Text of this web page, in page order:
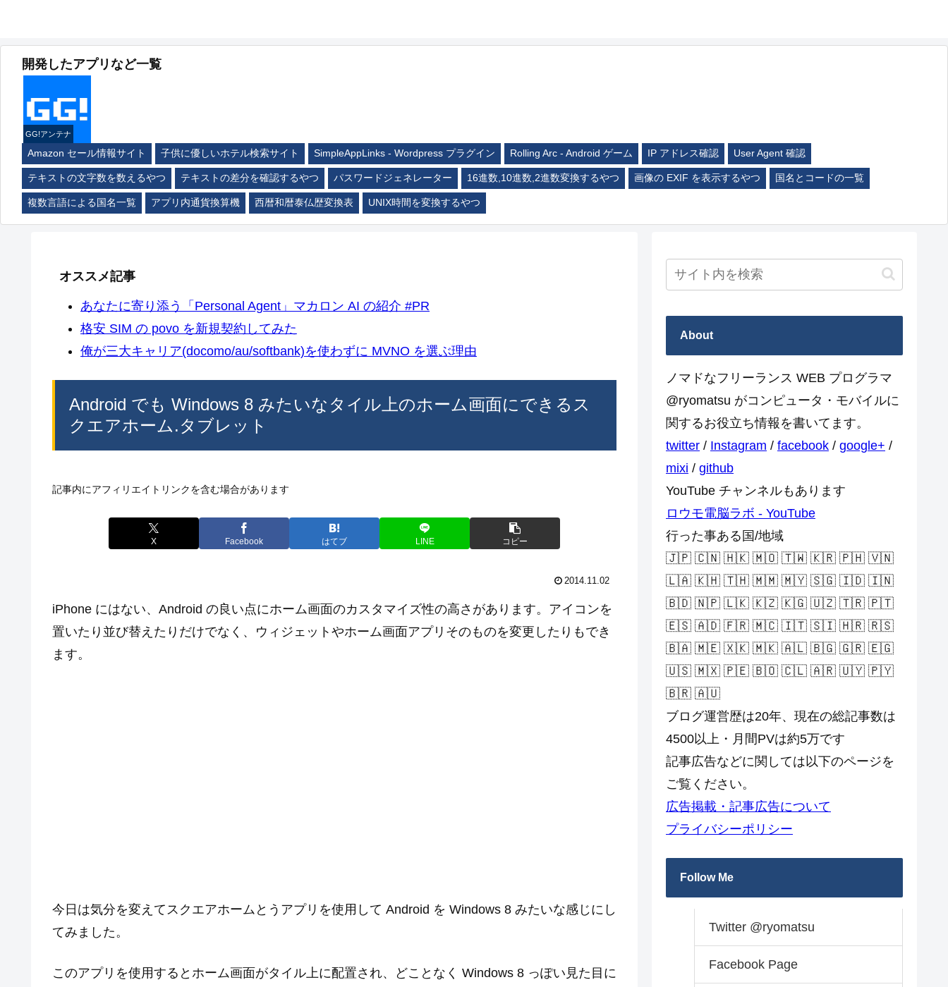
開発したアプリなど一覧
GG!アンテナ
Amazon セール情報サイト 子供に優しいホテル検索サイト SimpleAppLinks - Wordpress プラグイン Rolling Arc - Android ゲーム IP アドレス確認 User Agent 確認
テキストの文字数を数えるやつ テキストの差分を確認するやつ パスワードジェネレーター 16進数,10進数,2進数変換するやつ 画像の EXIF を表示するやつ 国名とコードの一覧
複数言語による国名一覧 アプリ内通貨換算機 西暦和暦泰仏歴変換表 UNIX時間を変換するやつ
オススメ記事
あなたに寄り添う「Personal Agent」マカロン AI の紹介 #PR
格安 SIM の povo を新規契約してみた
俺が三大キャリア(docomo/au/softbank)を使わずに MVNO を選ぶ理由
Android でも Windows 8 みたいなタイル上のホーム画面にできるス
クエアホーム.タブレット
記事内にアフィリエイトリンクを含む場合があります
X Facebook はてブ LINE コピー
2014.11.02
iPhone にはない、Android の良い点にホーム画面のカスタマイズ性の高さがあります。アイコンを
置いたり並び替えたりだけでなく、ウィジェットやホーム画面アプリそのものを変更したりもでき
ます。
今日は気分を変えてスクエアホームとうアプリを使用して Android を Windows 8 みたいな感じにし
てみました。
このアプリを使用するとホーム画面がタイル上に配置され、どことなく Windows 8 っぽい見た目に
About
ノマドなフリーランス WEB プログラマ
@ryomatsu がコンピュータ・モバイルに
関するお役立ち情報を書いてます。
twitter / Instagram / facebook / google+ /
mixi / github
YouTube チャンネルもあります
ロウモ電脳ラボ - YouTube
行った事ある国/地域
🇯🇵 🇨🇳 🇭🇰 🇲🇴 🇹🇼 🇰🇷 🇵🇭 🇻🇳
🇱🇦 🇰🇭 🇹🇭 🇲🇲 🇲🇾 🇸🇬 🇮🇩 🇮🇳
🇧🇩 🇳🇵 🇱🇰 🇰🇿 🇰🇬 🇺🇿 🇹🇷 🇵🇹
🇪🇸 🇦🇩 🇫🇷 🇲🇨 🇮🇹 🇸🇮 🇭🇷 🇷🇸
🇧🇦 🇲🇪 🇽🇰 🇲🇰 🇦🇱 🇧🇬 🇬🇷 🇪🇬
🇺🇸 🇲🇽 🇵🇪 🇧🇴 🇨🇱 🇦🇷 🇺🇾 🇵🇾
🇧🇷 🇦🇺
ブログ運営歴は20年、現在の総記事数は
4500以上・月間PVは約5万です
記事広告などに関しては以下のページを
ご覧ください。
広告掲載・記事広告について
プライバシーポリシー
Follow Me
Twitter @ryomatsu
Facebook Page